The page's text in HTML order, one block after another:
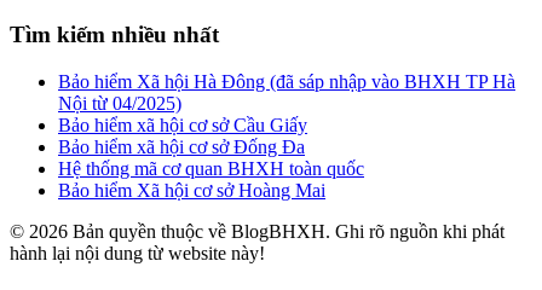
Tìm kiếm nhiều nhất
Bảo hiểm Xã hội Hà Đông (đã sáp nhập vào BHXH TP Hà
Nội từ 04/2025)
Bảo hiểm xã hội cơ sở Cầu Giấy
Bảo hiểm xã hội cơ sở Đống Đa
Hệ thống mã cơ quan BHXH toàn quốc
Bảo hiểm Xã hội cơ sở Hoàng Mai
© 2026 Bản quyền thuộc về BlogBHXH. Ghi rõ nguồn khi phát
hành lại nội dung từ website này!